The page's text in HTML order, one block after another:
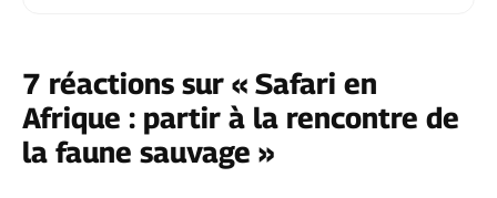
7 réactions sur « Safari en
Afrique : partir à la rencontre de
la faune sauvage »